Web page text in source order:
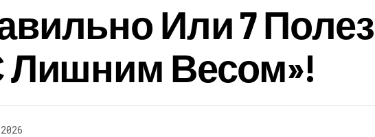
Или 7
Лишним Весом»!